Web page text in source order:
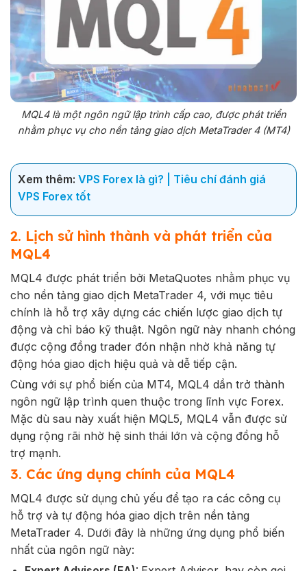
MQL4 là một ngôn ngữ lập trình cấp cao, được phát triển
nhằm phục vụ cho nền tảng giao dịch MetaTrader 4 (MT4)
Xem thêm: VPS Forex là gì? | Tiêu chí đánh giá
VPS Forex tốt
2. Lịch sử hình thành và phát triển của
MQL4
MQL4 được phát triển bởi MetaQuotes nhằm phục vụ
cho nền tảng giao dịch MetaTrader 4, với mục tiêu
chính là hỗ trợ xây dựng các chiến lược giao dịch tự
động và chỉ báo kỹ thuật. Ngôn ngữ này nhanh chóng
được cộng đồng trader đón nhận nhờ khả năng tự
động hóa giao dịch hiệu quả và dễ tiếp cận.
Cùng với sự phổ biến của MT4, MQL4 dần trở thành
ngôn ngữ lập trình quen thuộc trong lĩnh vực Forex.
Mặc dù sau này xuất hiện MQL5, MQL4 vẫn được sử
dụng rộng rãi nhờ hệ sinh thái lớn và cộng đồng hỗ
trợ mạnh.
3. Các ứng dụng chính của MQL4
MQL4 được sử dụng chủ yếu để tạo ra các công cụ
hỗ trợ và tự động hóa giao dịch trên nền tảng
MetaTrader 4. Dưới đây là những ứng dụng phổ biến
nhất của ngôn ngữ này: